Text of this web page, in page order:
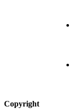
Copyright